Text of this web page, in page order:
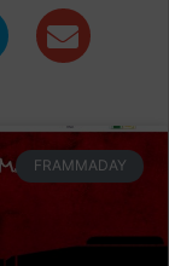
FRAMMADAY